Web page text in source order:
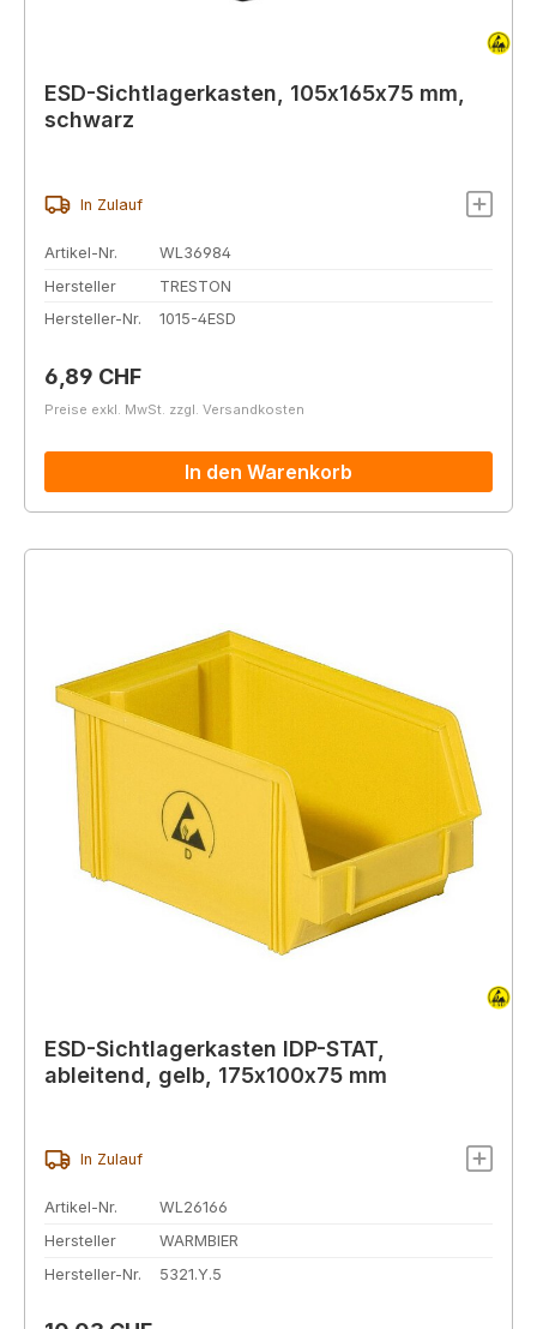
ESD-Sichtlagerkasten, 105x165x75 mm,
schwarz
In Zulauf
Artikel-Nr.
WL36984
Hersteller
TRESTON
Hersteller-Nr.
1015-4ESD
Regulärer Preis:
6,89 CHF
Preise exkl. MwSt. zzgl. Versandkosten
In den Warenkorb
ESD-Sichtlagerkasten IDP-STAT,
ableitend, gelb, 175x100x75 mm
In Zulauf
Artikel-Nr.
WL26166
Hersteller
WARMBIER
Hersteller-Nr.
5321.Y.5